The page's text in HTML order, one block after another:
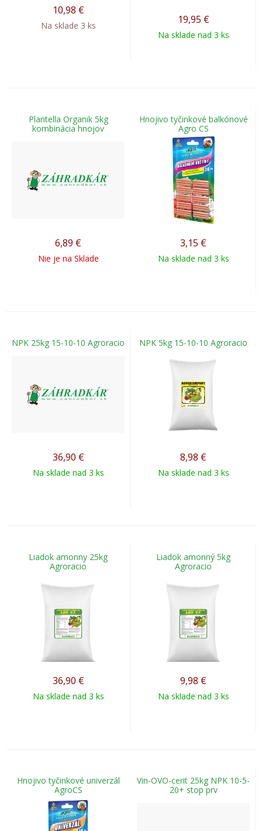
10,98 €
Na sklade 3 ks 19,95 €
Na sklade nad 3 ks
Plantella Organik 5kg
kombinácia hnojov
6,89 €
Nie je na Sklade
Hnojivo tyčinkové balkónové
Agro CS
3,15 €
Na sklade nad 3 ks
NPK 25kg 15-10-10 Agroracio
36,90 €
Na sklade nad 3 ks
NPK 5kg 15-10-10 Agroracio
8,98 €
Na sklade nad 3 ks
Liadok amonny 25kg
Agroracio
36,90 €
Na sklade nad 3 ks
Liadok amonný 5kg
Agroracio
9,98 €
Na sklade nad 3 ks
Hnojivo tyčinkové univerzál
AgroCS
Vin-OVO-cerit 25kg NPK 10-5-
20+ stop prv